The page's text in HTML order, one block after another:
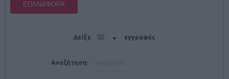
ΕΠΑΝΑΦΟΡΆ
Δείξε εγγραφές
Αναζήτηση: